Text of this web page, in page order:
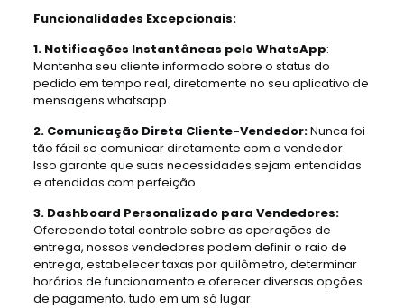
Funcionalidades Excepcionais:
1. Notificações Instantâneas pelo WhatsApp:
Mantenha seu cliente informado sobre o status do
pedido em tempo real, diretamente no seu aplicativo de
mensagens whatsapp.
2. Comunicação Direta Cliente-Vendedor:Nunca foi
tão fácil se comunicar diretamente com o vendedor.
Isso garante que suas necessidades sejam entendidas
e atendidas com perfeição.
3. Dashboard Personalizado para Vendedores:
Oferecendo total controle sobre as operações de
entrega, nossos vendedores podem definir o raio de
entrega, estabelecer taxas por quilômetro, determinar
horários de funcionamento e oferecer diversas opções
de pagamento, tudo em um só lugar.